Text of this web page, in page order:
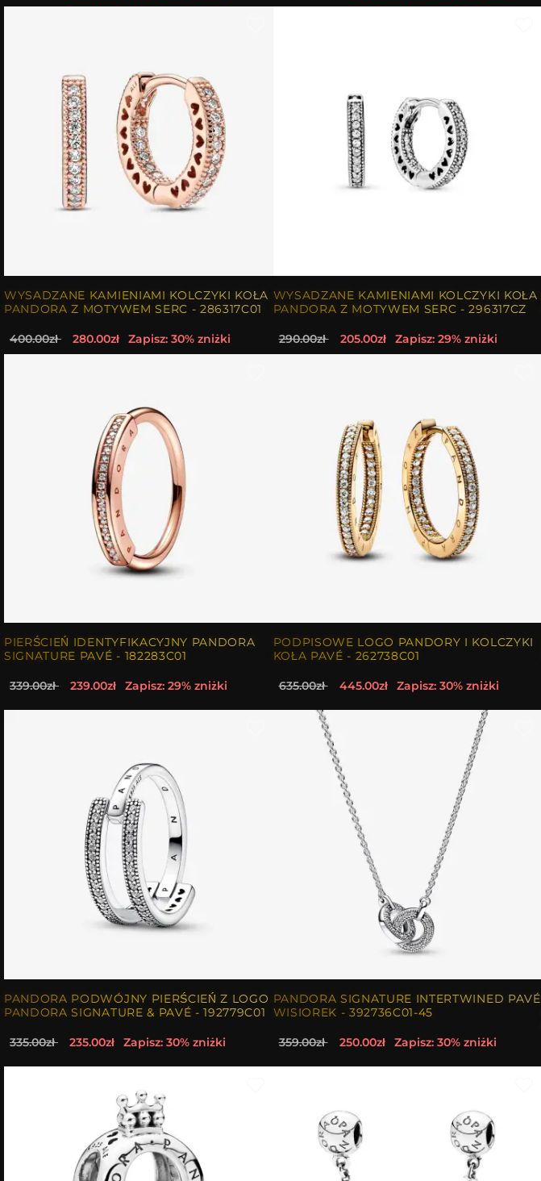
WYSADZANE KAMIENIAMI KOLCZYKI KOŁA
PANDORA Z MOTYWEM SERC - 286317C01
400.00zł 280.00zł Zapisz: 30% zniżki
WYSADZANE KAMIENIAMI KOLCZYKI KOŁA
PANDORA Z MOTYWEM SERC - 296317CZ
290.00zł 205.00zł Zapisz: 29% zniżki
PIERŚCIEŃ IDENTYFIKACYJNY PANDORA
SIGNATURE PAVÉ - 182283C01
339.00zł 239.00zł Zapisz: 29% zniżki
PODPISOWE LOGO PANDORY I KOLCZYKI
KOŁA PAVÉ - 262738C01
635.00zł 445.00zł Zapisz: 30% zniżki
PANDORA PODWÓJNY PIERŚCIEŃ Z LOGO
PANDORA SIGNATURE & PAVÉ - 192779C01
335.00zł 235.00zł Zapisz: 30% zniżki
PANDORA SIGNATURE INTERTWINED PAVÉ
WISIOREK - 392736C01-45
359.00zł 250.00zł Zapisz: 30% zniżki